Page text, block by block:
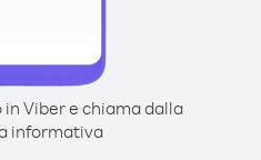
Viber e chiama dalla
informativa